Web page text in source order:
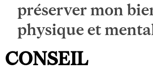
préserver mon
physique et
CONSEIL